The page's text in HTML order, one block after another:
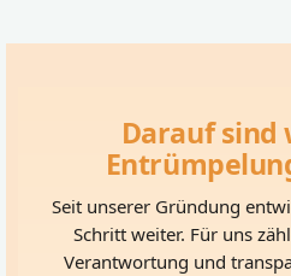
Darauf sind
Seit unserer Gründung
Schritt weiter. Für uns
Verantwortung und